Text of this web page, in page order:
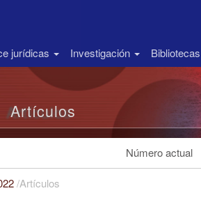
jurídicas Investigación Bibliotecas
Artículos
Número actual
/Artículos